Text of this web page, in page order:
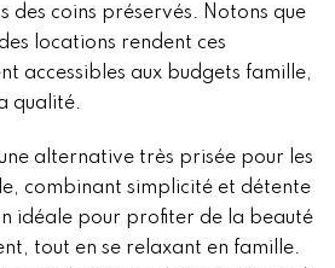
des coins préservés. Notons que
locations rendent ces
accessibles aux budgets famille,
qualité.
alternative très prisée pour les
combinant simplicité et détente
idéale pour profiter de la beauté
tout en se relaxant en famille.